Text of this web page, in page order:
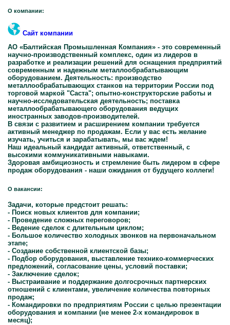
О компании:
Сайт компании
АО «Балтийская Промышленная Компания» - это современный
научно-производственный комплекс, один из лидеров в
разработке и реализации решений для оснащения предприятий
современным и надежным металлообрабатывающим
оборудованием. Деятельность: производство
металлообрабатывающих станков на территории России под
торговой маркой "Саста"; опытно-конструкторские работы и
научно-исследовательская деятельность; поставка
металлообрабатывающего оборудования ведущих
иностранных заводов-производителей.
В связи с развитием и расширением компании требуется
активный менеджер по продажам. Если у вас есть желание
изучать, учиться и зарабатывать, мы вас ждем!
Наш идеальный кандидат активный, ответственный, с
высокими коммуникативными навыками.
Здоровая амбициозность и стремление быть лидером в сфере
продаж оборудования - наши ожидания от будущего коллеги!
О вакансии:
Задачи, которые предстоит решать:
- Поиск новых клиентов для компании;
- Проведение сложных переговоров;
- Ведение сделок с длительным циклом;
- Большое количество холодных звонков на первоначальном
этапе;
- Создание собственной клиентской базы;
- Подбор оборудования, выставление технико-коммерческих
предложений, согласование цены, условий поставки;
- Заключение сделок;
- Выстраивание и поддержание долгосрочных партнерских
отношений с клиентами, увеличение количества повторных
продаж;
- Командировки по предприятиям России с целью презентации
оборудования и компании (не менее 2-х командировок в
месяц);